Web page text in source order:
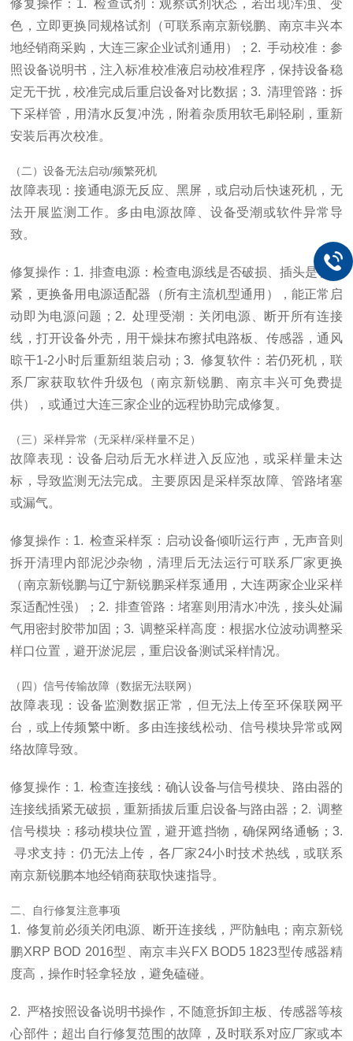
修复操作：1. 检查试剂：观察试剂状态，若出现浑浊、变
色，立即更换同规格试剂（可联系南京新锐鹏、南京丰兴本
地经销商采购，大连三家企业试剂通用）；2. 手动校准：参
照设备说明书，注入标准校准液启动校准程序，保持设备稳
定无干扰，校准完成后重启设备对比数据；3. 清理管路：拆
下采样管，用清水反复冲洗，附着杂质用软毛刷轻刷，重新
安装后再次校准。
（二）设备无法启动/频繁死机
故障表现：接通电源无反应、黑屏，或启动后快速死机，无
法开展监测工作。多由电源故障、设备受潮或软件异常导
致。
修复操作：1. 排查电源：检查电源线是否破损、插头是否插
紧，更换备用电源适配器（所有主流机型通用），能正常启
动即为电源问题；2. 处理受潮：关闭电源、断开所有连接
线，打开设备外壳，用干燥抹布擦拭电路板、传感器，通风
晾干1-2小时后重新组装启动；3. 修复软件：若仍死机，联
系厂家获取软件升级包（南京新锐鹏、南京丰兴可免费提
供），或通过大连三家企业的远程协助完成修复。
（三）采样异常（无采样/采样量不足）
故障表现：设备启动后无水样进入反应池，或采样量未达
标，导致监测无法完成。主要原因是采样泵故障、管路堵塞
或漏气。
修复操作：1. 检查采样泵：启动设备倾听运行声，无声音则
拆开清理内部泥沙杂物，清理后无法运行可联系厂家更换
（南京新锐鹏与辽宁新锐鹏采样泵通用，大连两家企业采样
泵适配性强）；2. 排查管路：堵塞则用清水冲洗，接头处漏
气用密封胶带加固；3. 调整采样高度：根据水位波动调整采
样口位置，避开淤泥层，重启设备测试采样情况。
（四）信号传输故障（数据无法联网）
故障表现：设备监测数据正常，但无法上传至环保联网平
台，或上传频繁中断。多由连接线松动、信号模块异常或网
络故障导致。
修复操作：1. 检查连接线：确认设备与信号模块、路由器的
连接线插紧无破损，重新插拔后重启设备与路由器；2. 调整
信号模块：移动模块位置，避开遮挡物，确保网络通畅；3.
寻求支持：仍无法上传，各厂家24小时技术热线，或联系
南京新锐鹏本地经销商获取快速指导。
二、自行修复注意事项
1. 修复前必须关闭电源、断开连接线，严防触电；南京新锐
鹏XRP BOD 2016型、南京丰兴FX BOD5 1823型传感器精
度高，操作时轻拿轻放，避免磕碰。
2. 严格按照设备说明书操作，不随意拆卸主板、传感器等核
心部件；超出自行修复范围的故障，及时联系对应厂家或本